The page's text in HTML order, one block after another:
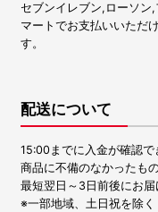
セブンイレブン,ローソン
マートでお支払いいただ
す。
配送について
15:00までに入金が確認で
商品に不備のなかったも
最短翌日～3日前後にお届
※一部地域、土日祝を除く